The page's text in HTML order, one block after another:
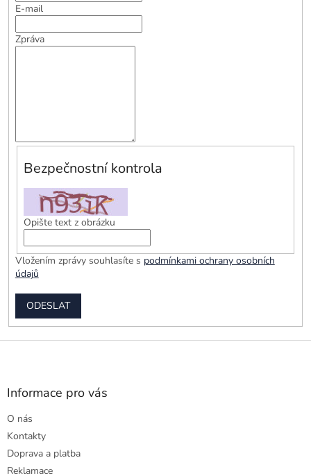
E-mail
Zpráva
Bezpečnostní kontrola
Opište text z obrázku
Vložením zprávy souhlasíte s podmínkami ochrany osobních
údajů
ODESLAT
Z
Informace pro vás
O nás
Kontakty
Doprava a platba
Reklamace